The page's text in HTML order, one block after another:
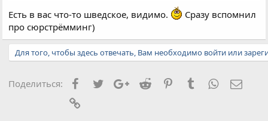
Есть в вас что-то шведское, видимо.
Сразу вспомнил
про сюрстрёмминг)
Для того, чтобы здесь отвечать, Вам необходимо войти или
Поделиться: Facebook
TwitterGoogle+
Reddit PinterestTumblrWhatsApp